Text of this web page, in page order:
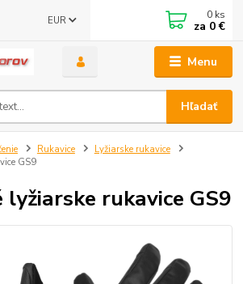
Menu
EUR
Hľadať
0 ks
za 0 €
Rukavice
Lyžiarske rukavice
GS9
rukavice GS9